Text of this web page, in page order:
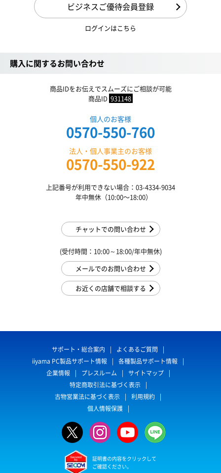
ビジネスご優待会員登録
ログインはこちら
購入に関するお問い合わせ
商品IDをお伝えでスムーズにご相談が可能
商品ID 931148
個人のお客様
0570-550-760
法人・個人事業主のお客様
0570-550-922
上記番号が利用できない場合：03-4334-9034
年中無休（10:00〜18:00）
チャットでの問い合わせ
(受付時間：10:00～18:00/年中無休)
メールでのお問い合わせ
お近くの店舗で相談する
サポート・総合案内
よくあるご質問
iiyama PC製品サポート情報
各種製品サポート情報
企業情報
プレスルーム
サイトマップ
特定商取引法に基づく表示
古物営業法に基づく表示
利用規約
個人情報保護
証明書の内容をクリックして
ご確認ください。